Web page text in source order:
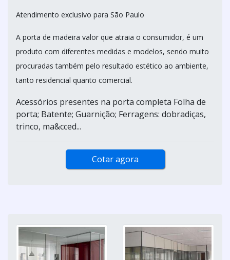
Atendimento exclusivo para São Paulo
A porta de madeira valor que atraia o consumidor, é um
produto com diferentes medidas e modelos, sendo muito
procuradas também pelo resultado estético ao ambiente,
tanto residencial quanto comercial.
Acessórios presentes na porta completa Folha de
porta; Batente; Guarnição; Ferragens: dobradiças,
trinco, ma&cced...
Cotar agora